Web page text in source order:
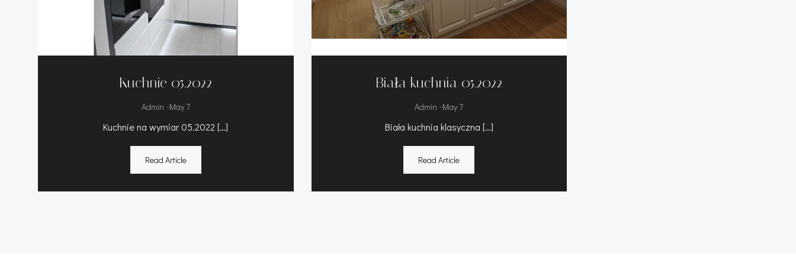
Kuchnie 05.2022
Admin -May 7
Kuchnie na wymiar 05.2022 […]
Read Article
Biała kuchnia 05.2022
Admin -May 7
Biała kuchnia klasyczna […]
Read Article